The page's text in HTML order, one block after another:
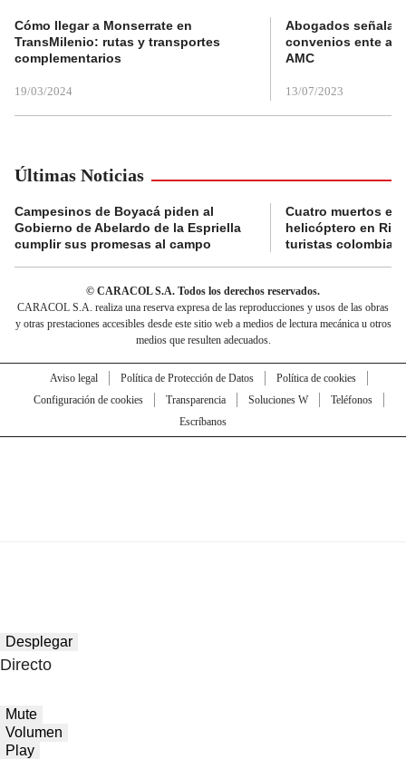
Cómo llegar a Monserrate en
TransMilenio: rutas y transportes
complementarios
19/03/2024
Abogados
convenios ente
AMC
13/07/2023
Últimas Noticias
Campesinos de Boyacá piden al
Gobierno de Abelardo de la Espriella
cumplir sus promesas al campo
Cuatro muertos en
helicóptero en
turistas
© CARACOL S.A. Todos los derechos reservados.
CARACOL S.A. realiza una reserva expresa de las reproducciones y usos de las obras
y otras prestaciones accesibles desde este sitio web a medios de lectura mecánica u otros
medios que resulten adecuados.
Aviso legal Política de Protección de Datos
Política de cookies
Configuración de cookies
Transparencia Soluciones W
Teléfonos
Escríbanos
Desplegar
Directo
Mute
Volumen
Play